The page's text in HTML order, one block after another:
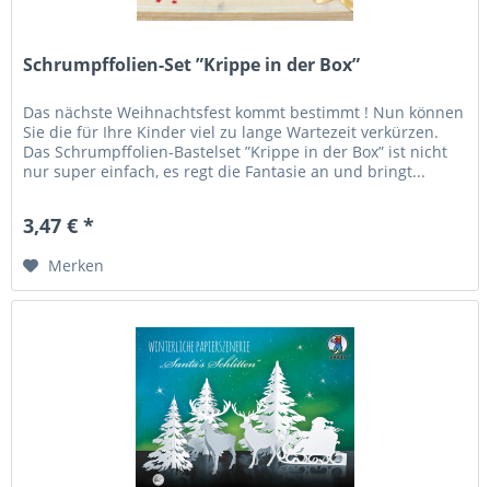
Schrumpffolien-Set ”Krippe in der Box”
Das nächste Weihnachtsfest kommt bestimmt ! Nun können
Sie die für Ihre Kinder viel zu lange Wartezeit verkürzen.
Das Schrumpffolien-Bastelset ”Krippe in der Box” ist nicht
nur super einfach, es regt die Fantasie an und bringt...
3,47 € *
Merken